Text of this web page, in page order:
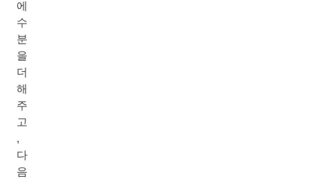
에
수
분
을
더
해
주
고
,
다
음